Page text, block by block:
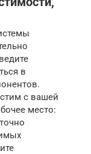
в
с вашей
место: